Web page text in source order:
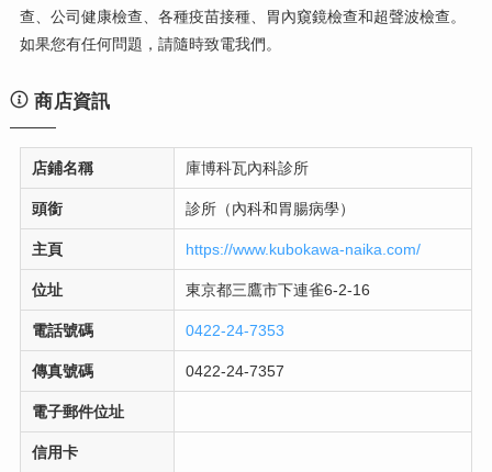
查、公司健康檢查、各種疫苗接種、胃內窺鏡檢查和超聲波檢查。
如果您有任何問題，請隨時致電我們。
商店資訊
店鋪名稱 庫博科瓦內科診所
頭銜 診所（內科和胃腸病學）
主頁 https://www.kubokawa-naika.com/
位址 東京都三鷹市下連雀6-2-16
電話號碼 0422-24-7353
傳真號碼 0422-24-7357
電子郵件位址
信用卡